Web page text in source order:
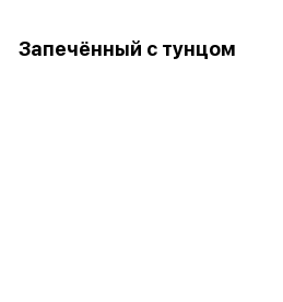
Запечённый с тунцом